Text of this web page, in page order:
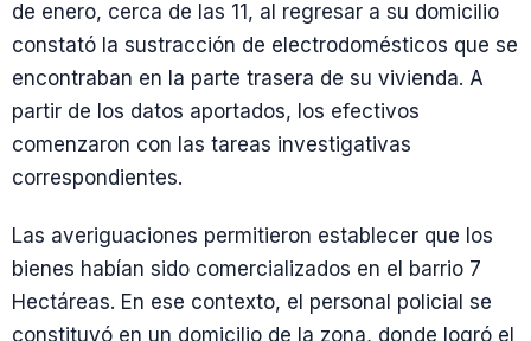
de enero, cerca de las 11, al regresar a su domicilio
constató la sustracción de electrodomésticos que se
encontraban en la parte trasera de su vivienda. A
partir de los datos aportados, los efectivos
comenzaron con las tareas investigativas
correspondientes.
Las averiguaciones permitieron establecer que los
bienes habían sido comercializados en el barrio 7
Hectáreas. En ese contexto, el personal policial se
constituyó en un domicilio de la zona, donde logró el